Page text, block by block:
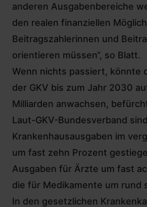
anderen Ausgabenbereiche
den realen finanziellen
Beitragszahlerinnen und
orientieren müssen“, so Blatt.
Wenn nichts passiert, könnte
der GKV bis zum Jahr 2030
Milliarden anwachsen,
Laut-GKV-Bundesverband
Krankenhausausgaben im
um fast zehn Prozent
Ausgaben für Ärzte um fast
die für Medikamente um rund
In den gesetzlichen